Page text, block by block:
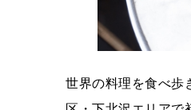
世界の料理を食べ歩